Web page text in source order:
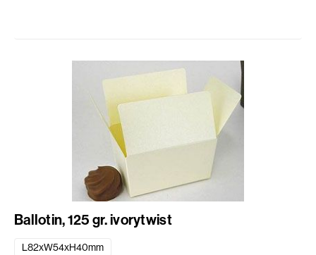
Ballotin, 125 gr. ivorytwist
L82xW54xH40mm